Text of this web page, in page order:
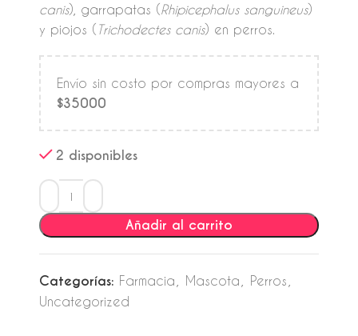
canis), garrapatas (Rhipicephalus sanguineus)
y piojos ( Trichodectes canis) en perros.
Envío sin costo por compras mayores a
$35000
2 disponibles
Añadir al carrito
Categorías: Farmacia Mascota Perros
Uncategorized